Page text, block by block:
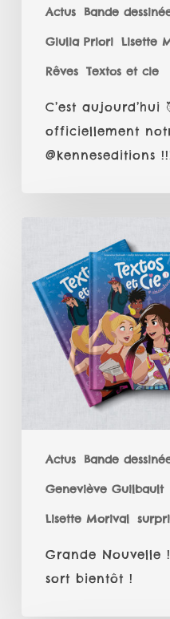
Actus Bande
Giulia Priori Lisette
Rêves Textos et cie
!!!!!!!
Chez
@kenneseditions
C’est aujourd’hui
officiellement
@kenneseditions
Actus Bande
Geneviève Guilbault
Lisette Morival
Nouvelle
Ma
première
Grande Nouvelle
sort bientôt !